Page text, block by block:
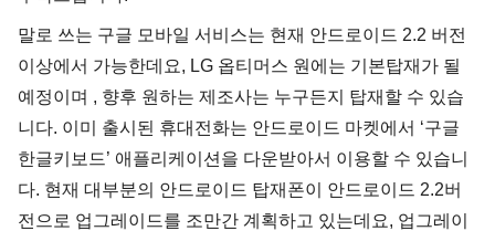
말로 쓰는 구글 모바일 서비스는 현재 안드로이드 2.2 버전
이상에서 가능한데요, LG 옵티머스 원에는 기본탑재가 될
예정이며 , 향후 원하는 제조사는 누구든지 탑재할 수 있습
니다. 이미 출시된 휴대전화는 안드로이드 마켓에서 ‘구글
한글키보드’ 애플리케이션을 다운받아서 이용할 수 있습니
다. 현재 대부분의 안드로이드 탑재폰이 안드로이드 2.2버
전으로 업그레이드를 조만간 계획하고 있는데요, 업그레이